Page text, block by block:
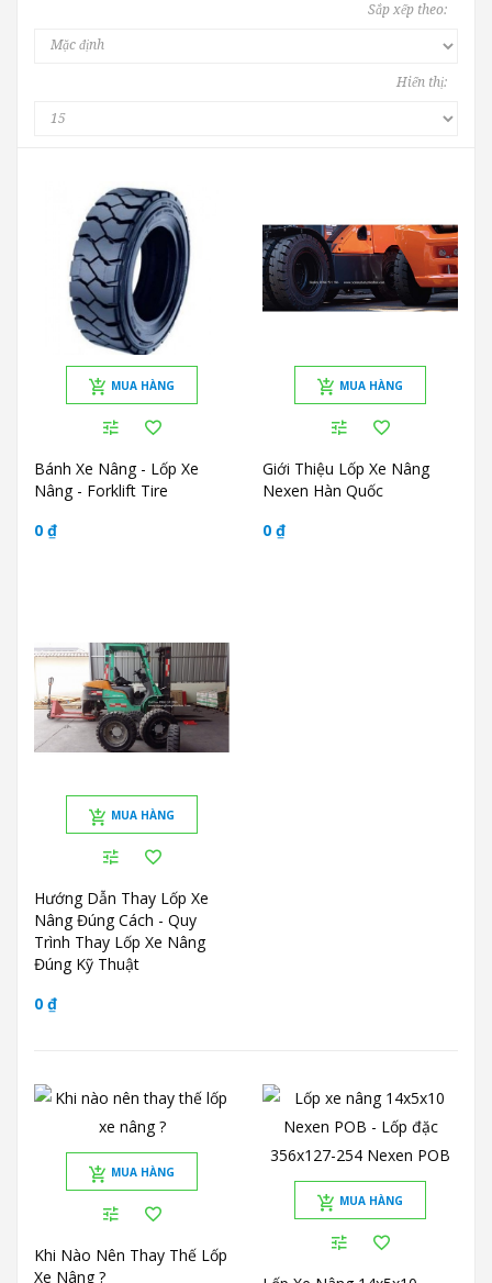
Sắp xếp theo:
Hiển thị:
MUA HÀNG
Bánh Xe Nâng - Lốp Xe
Nâng - Forklift Tire
0 ₫
MUA HÀNG
Giới Thiệu Lốp Xe Nâng
Nexen Hàn Quốc
0 ₫
MUA HÀNG
Hướng Dẫn Thay Lốp Xe
Nâng Đúng Cách - Quy
Trình Thay Lốp Xe Nâng
Đúng Kỹ Thuật
0 ₫
MUA HÀNG
Khi Nào Nên Thay Thế Lốp
Xe Nâng ?
MUA HÀNG